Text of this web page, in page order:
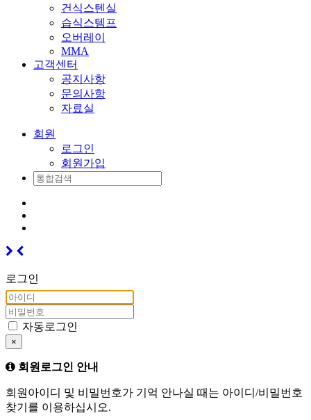
건식스텐실
습식스템프
오버레이
MMA
고객센터
공지사항
문의사항
자료실
회원
로그인
회원가입
로그인
자동로그인
×
회원로그인 안내
회원아이디 및 비밀번호가 기억 안나실 때는 아이디/비밀번호
찾기를 이용하십시오.